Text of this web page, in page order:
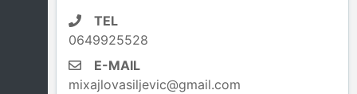
TEL
0649925528
E-MAIL
mixajlovasiljevic@gmail.com